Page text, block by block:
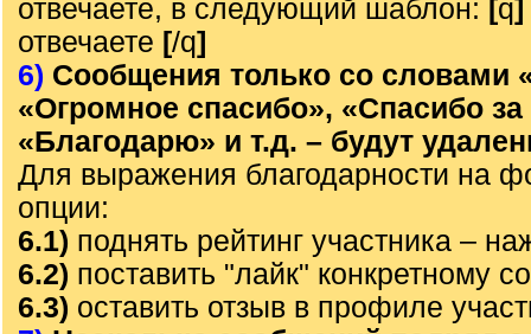
отвечаете, в следующий шаблон: [q]
отвечаете [/q]
6) Сообщения только со словами
«Огромное спасибо», «Спасибо
«Благодарю» и т.д. – будут
Для выражения благодарности на
опции:
6.1) поднять рейтинг участника –
6.2) поставить "лайк" конкретному
6.3) оставить отзыв в профиле